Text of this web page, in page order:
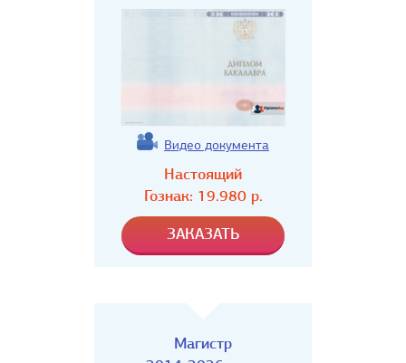
Видео документа
Настоящий
Гознак: 19.980р.
Магистр